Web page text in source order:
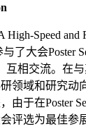
Speed and
与了大会Poster
互相交流。在
领域和研究动
由于在Poster
评选为最佳参